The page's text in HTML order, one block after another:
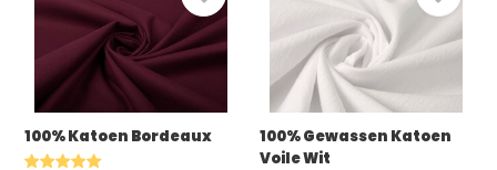
100% Katoen Bordeaux
100% Gewassen Katoen
Voile Wit